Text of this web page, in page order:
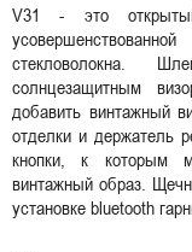
V31 - это
стекловолокна.
солнцезащитным
добавить винтажный
отделки и держатель
кнопки, к которым
винтажный образ.
установке bluetooth